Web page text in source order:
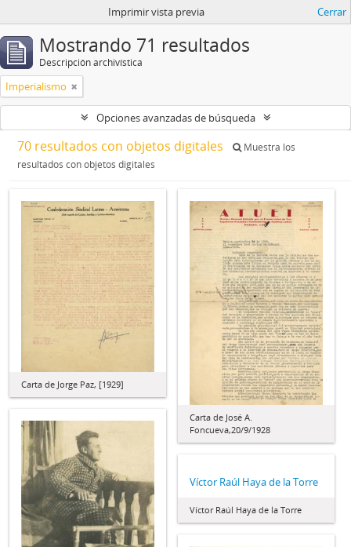
Imprimir vista previa Cerrar
Mostrando 71 resultados
Descripción archivística
Imperialismo
Opciones avanzadas de búsqueda
70 resultados con objetos digitales
Muestra los
resultados con objetos digitales
Carta de Jorge Paz, [1929]
Carta de José A.
Foncueva,20/9/1928
Víctor Raúl Haya de la Torre
Víctor Raúl Haya de la Torre